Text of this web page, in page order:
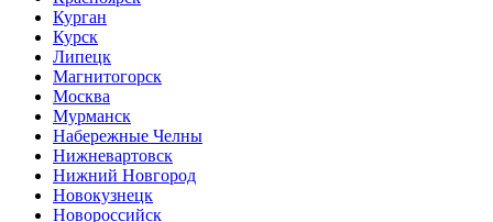
Курган
Курск
Липецк
Магнитогорск
Москва
Мурманск
Набережные Челны
Нижневартовск
Нижний Новгород
Новокузнецк
Новороссийск